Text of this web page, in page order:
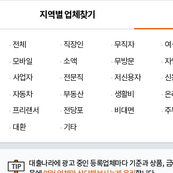
지역별 업체찾기
전체 직장인 무직자 여
모바일
소액 무방문 자
사업자
전문직 저신용자 신
자동차
부동산 생활비 온
프리랜서
전당포 비대면 주
대환
기타
대출나라에 광고 중인 등록업체마다 기준과 상품,